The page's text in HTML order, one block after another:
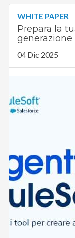
WHITE PAPER
Prepara la
generazione
04 Dic 2025